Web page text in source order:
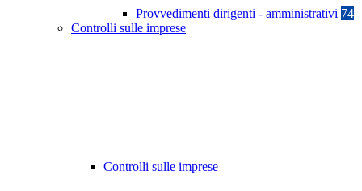
Provvedimenti dirigenti - amministrativi 74
Controlli sulle imprese
Controlli sulle imprese